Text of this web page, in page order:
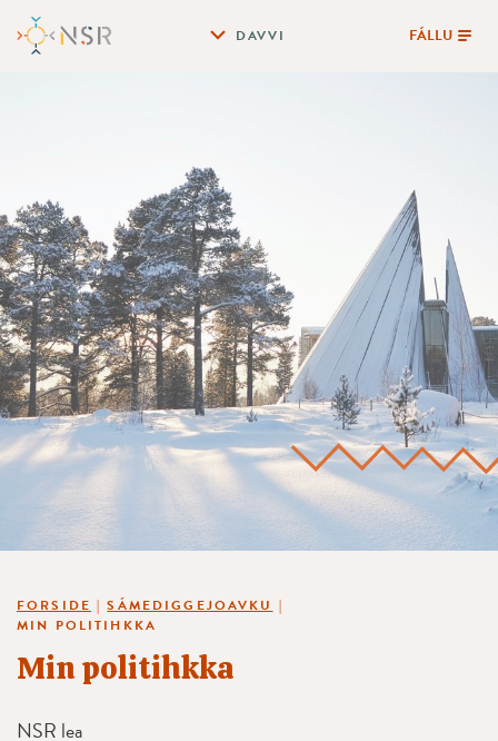
DAVVI FÁLLU
FORSIDE |SÁMEDIGGEJOAVKU |
MIN POLITIHKKA
Min politihkka
NSR lea